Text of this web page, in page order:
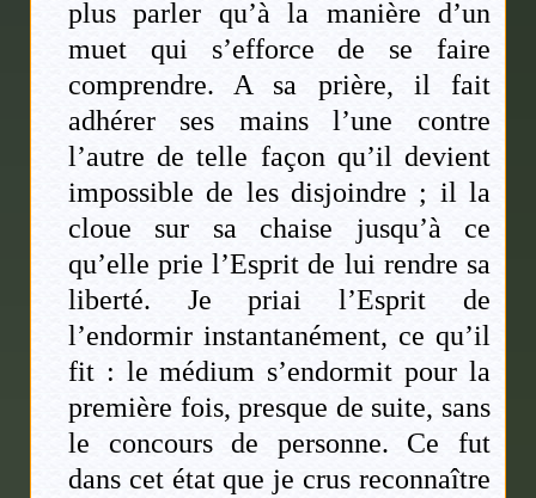
plus parler qu’à la manière d’un
muet qui s’efforce de se faire
comprendre. A sa prière, il fait
adhérer ses mains l’une contre
l’autre de telle façon qu’il devient
impossible de les disjoindre ; il la
cloue sur sa chaise jusqu’à ce
qu’elle prie l’Esprit de lui rendre sa
liberté. Je priai l’Esprit de
l’endormir instantanément, ce qu’il
fit : le médium s’endormit pour la
première fois, presque de suite, sans
le concours de personne. Ce fut
dans cet état que je crus reconnaître